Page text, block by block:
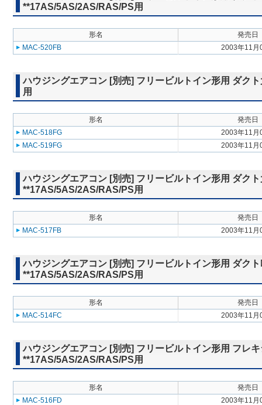
**17AS/5AS/2AS/RAS/PS用
形名
発売日
MAC-520FB
2003年11月
ハウジングエアコン [別売] フリービルトイン形用 ダク
用
形名
発売日
MAC-518FG
2003年11月
MAC-519FG
2003年11月
ハウジングエアコン [別売] フリービルトイン形用 ダク
**17AS/5AS/2AS/RAS/PS用
形名
発売日
MAC-517FB
2003年11月
ハウジングエアコン [別売] フリービルトイン形用 ダク
**17AS/5AS/2AS/RAS/PS用
形名
発売日
MAC-514FC
2003年11月
ハウジングエアコン [別売] フリービルトイン形用 フレ
**17AS/5AS/2AS/RAS/PS用
形名
発売日
MAC-516FD
2003年11月